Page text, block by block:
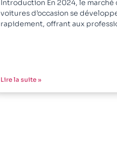
Introduction En 2024, le marché
voitures d’occasion se
rapidement, offrant aux
Lire la suite »